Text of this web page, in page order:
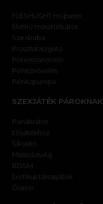
FLESHLIGHT műpunci
Élethű maszturbátor
Szexbaba
Prosztataizgató
Potencianövelő
Pénisznövelés
Péniszpumpa
SZEXJÁTÉK PÁROKNAK
Párvibrátor
Előjátékhoz
Síkosító
Masszázsolaj
BDSM
Erotikus társasjáték
Óvszer